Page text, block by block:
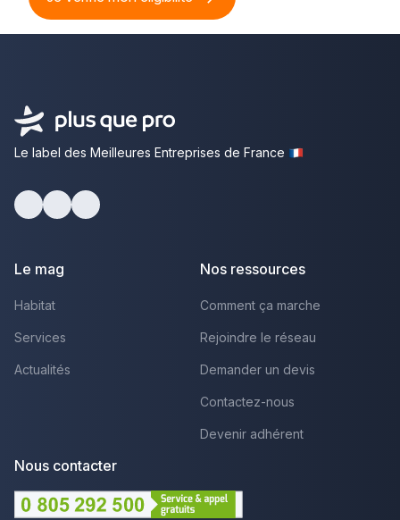
Le label des Meilleures Entreprises de France
Le mag
Habitat
Services
Actualités
Nos ressources
Comment ça marche
Rejoindre le réseau
Demander un devis
Contactez-nous
Devenir adhérent
Nous contacter